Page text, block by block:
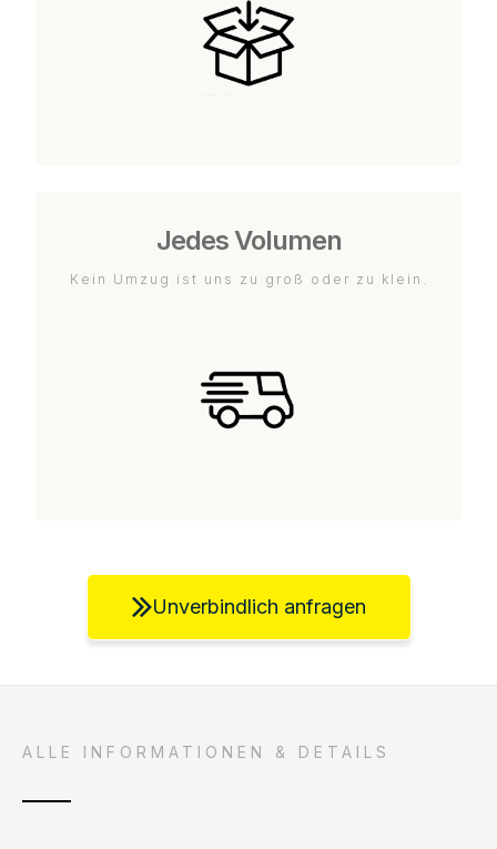
Jedes Volumen
Kein Umzug ist uns zu groß oder zu klein.
Unverbindlich anfragen
ALLE INFORMATIONEN & DETAILS